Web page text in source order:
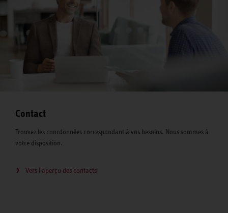
Contact
Trouvez les coordonnées correspondant à vos besoins. Nous sommes à
votre disposition.
Vers l'aperçu des contacts